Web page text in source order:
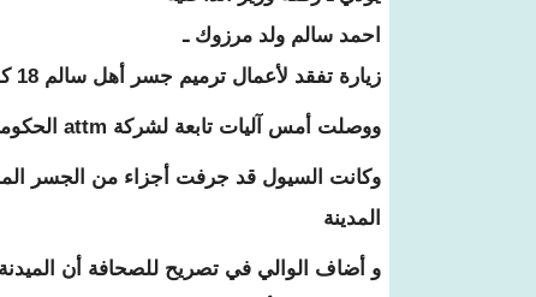
احمد سالم ولد مرزوك ـ
زيارة تفقد لأعمال ترميم جسر أهل سالم 18 كلم غرب سيليبابي إن أعمال الترميم ستتواصل خلال الأيام المقبلة
ووصلت أمس آليات تابعة لشركة attm الحكومية إلى الجسر وبدأت عمليات الترميم.
وكانت السيول قد جرفت أجزاء من الجسر
المدينة
و أضاف الوالي في تصريح للصحافة أن